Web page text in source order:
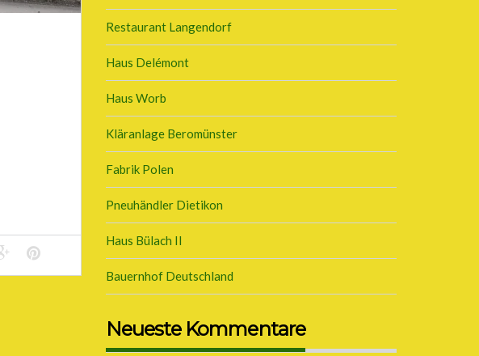
Restaurant Langendorf
Haus Delémont
Haus Worb
Kläranlage Beromünster
Fabrik Polen
Pneuhändler Dietikon
Haus Bülach II
Bauernhof Deutschland
Neueste Kommentare